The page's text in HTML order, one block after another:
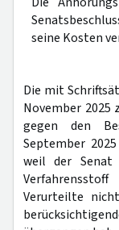
seine Kosten
Die mit
November 2025
gegen den
September
weil der Senat
Verurteilte